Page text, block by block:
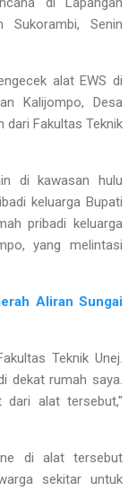
Sukorambi, Senin
alat EWS di
Kalijompo, Desa
dari Fakultas Teknik
di kawasan hulu
keluarga Bupati
pribadi keluarga
yang melintasi
Aliran Sungai
Teknik Unej.
dekat rumah saya.
dari alat tersebut,"
di alat tersebut
sekitar untuk